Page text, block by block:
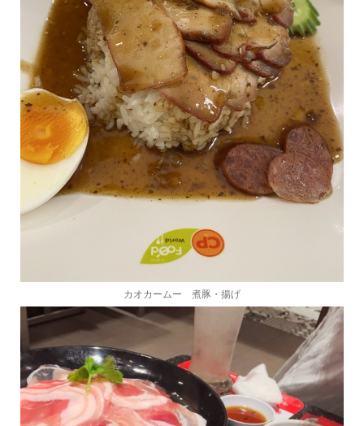
カオカームー 煮豚・揚げ